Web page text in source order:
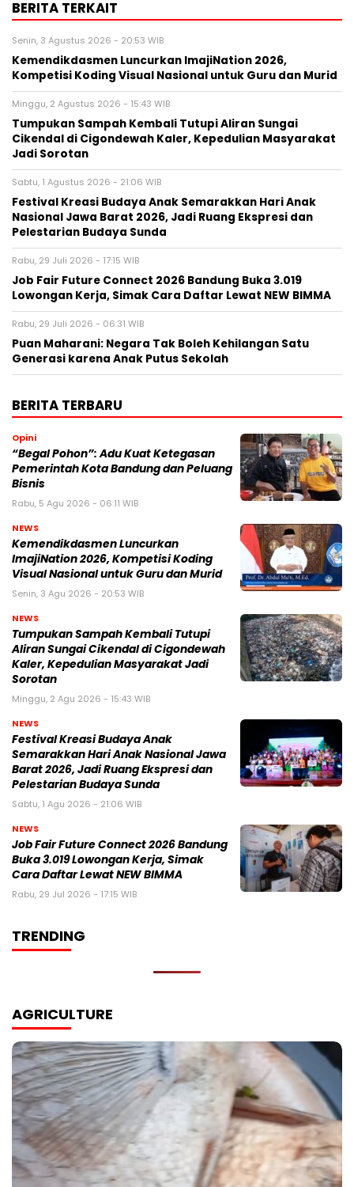
BERITA TERKAIT
Senin, 3 Agustus 2026 - 20:53 WIB
Kemendikdasmen Luncurkan ImajiNation 2026,
Kompetisi Koding Visual Nasional untuk Guru dan Murid
Minggu, 2 Agustus 2026 - 15:43 WIB
Tumpukan Sampah Kembali Tutupi Aliran Sungai
Cikendal di Cigondewah Kaler, Kepedulian Masyarakat
Jadi Sorotan
Sabtu, 1 Agustus 2026 - 21:06 WIB
Festival Kreasi Budaya Anak Semarakkan Hari Anak
Nasional Jawa Barat 2026, Jadi Ruang Ekspresi dan
Pelestarian Budaya Sunda
Rabu, 29 Juli 2026 - 17:15 WIB
Job Fair Future Connect 2026 Bandung Buka 3.019
Lowongan Kerja, Simak Cara Daftar Lewat NEW BIMMA
Rabu, 29 Juli 2026 - 06:31 WIB
Puan Maharani: Negara Tak Boleh Kehilangan Satu
Generasi karena Anak Putus Sekolah
BERITA TERBARU
Opini
“Begal Pohon”: Adu Kuat Ketegasan
Pemerintah Kota Bandung dan Peluang
Bisnis
Rabu, 5 Agu 2026 - 06:11 WIB
NEWS
Kemendikdasmen Luncurkan
ImajiNation 2026, Kompetisi Koding
Visual Nasional untuk Guru dan Murid
Senin, 3 Agu 2026 - 20:53 WIB
NEWS
Tumpukan Sampah Kembali Tutupi
Aliran Sungai Cikendal di Cigondewah
Kaler, Kepedulian Masyarakat Jadi
Sorotan
Minggu, 2 Agu 2026 - 15:43 WIB
NEWS
Festival Kreasi Budaya Anak
Semarakkan Hari Anak Nasional Jawa
Barat 2026, Jadi Ruang Ekspresi dan
Pelestarian Budaya Sunda
Sabtu, 1 Agu 2026 - 21:06 WIB
NEWS
Job Fair Future Connect 2026 Bandung
Buka 3.019 Lowongan Kerja, Simak
Cara Daftar Lewat NEW BIMMA
Rabu, 29 Jul 2026 - 17:15 WIB
TRENDING
AGRICULTURE